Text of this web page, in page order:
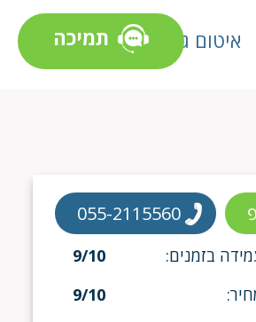
איטום גגות תמיכה
בזמנים:
9/10
9/10
055-2115560